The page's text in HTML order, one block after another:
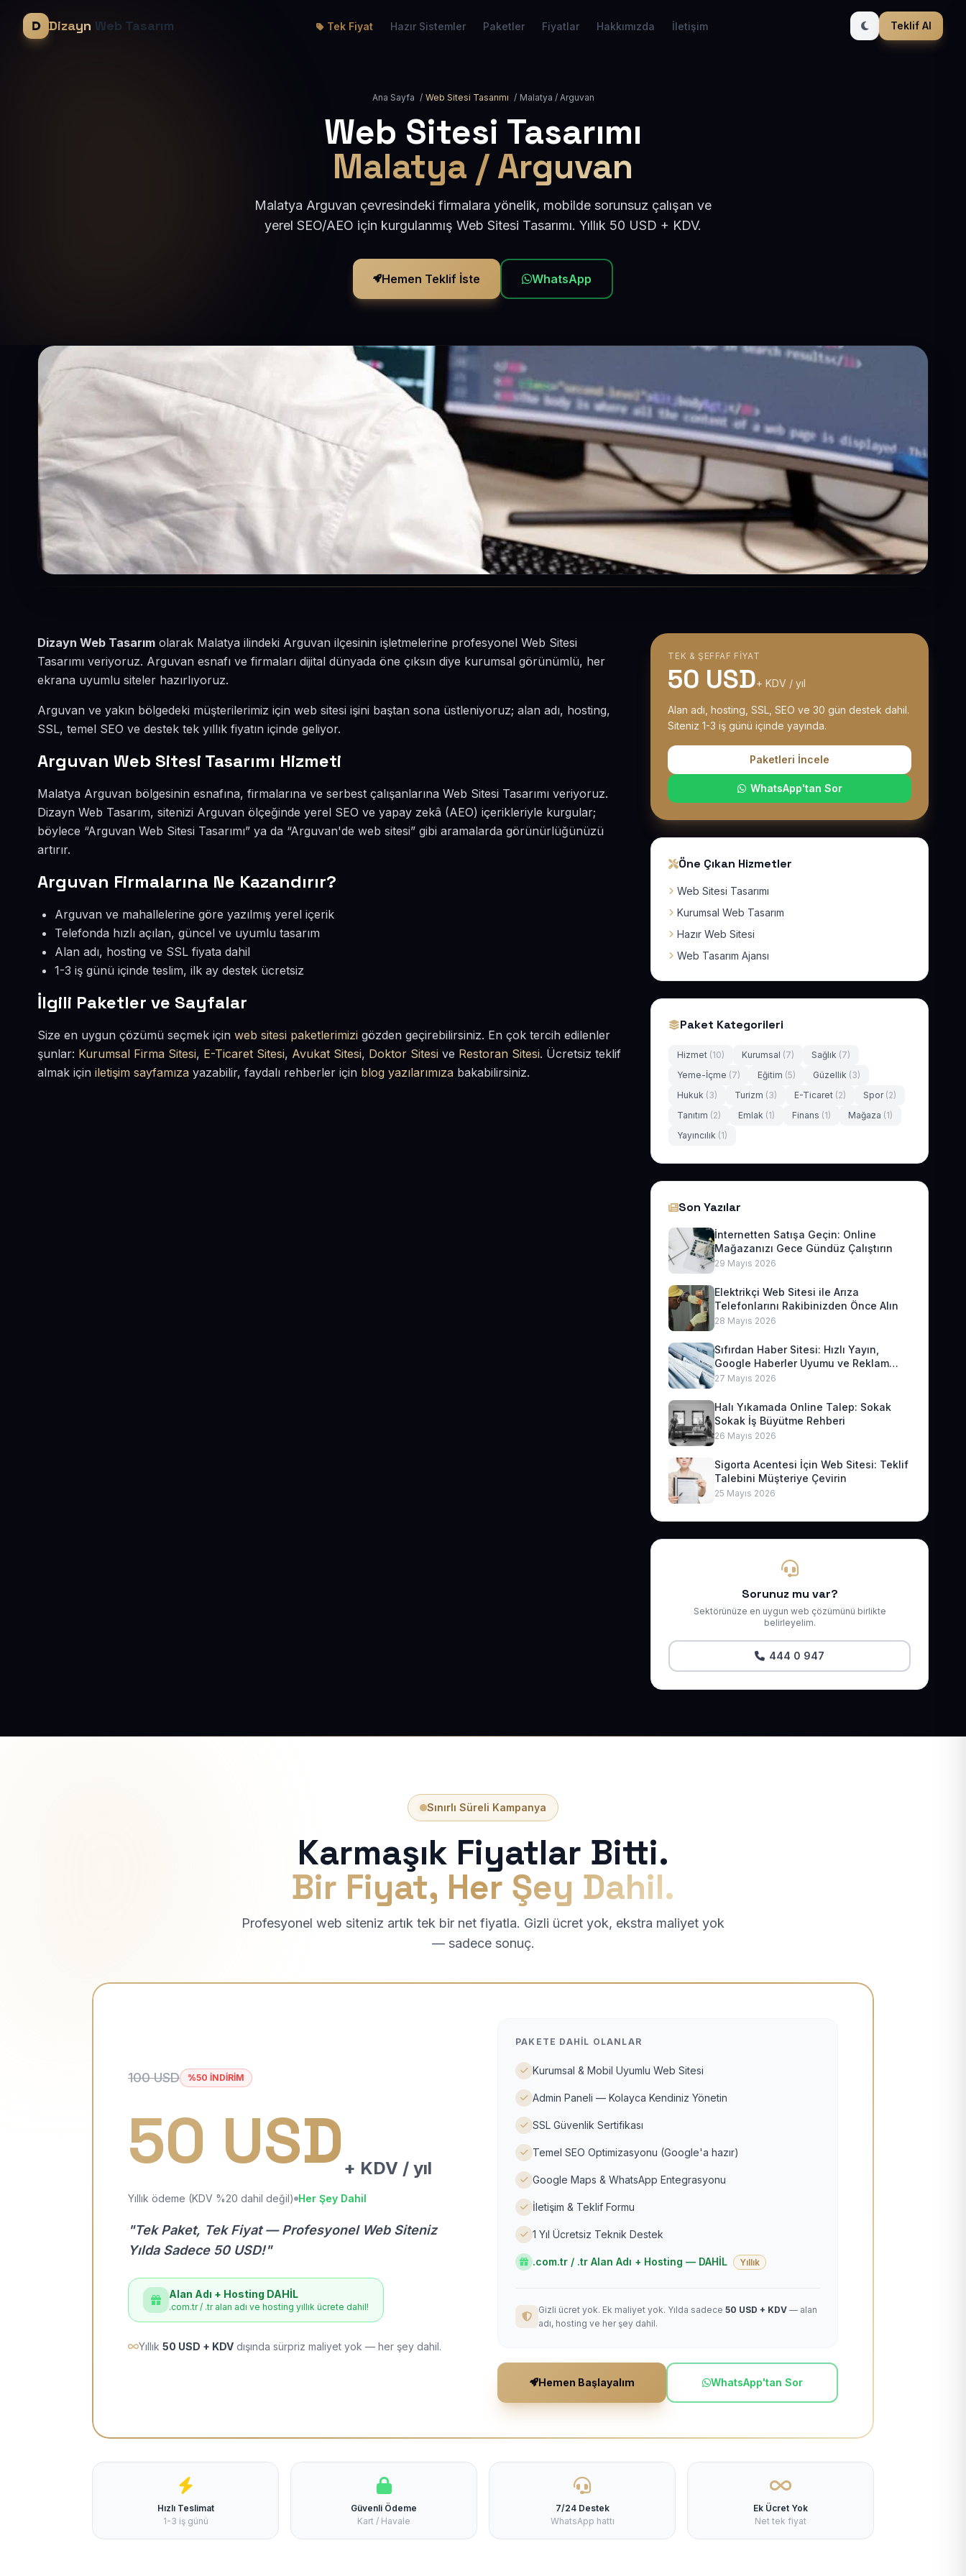
Dizayn Web Tasarım Tek Fiyat Hazır Sistemler Paketler Fiyatlar Hakkımızda İletişim Teklif Al
Ana Sayfa / Web Sitesi Tasarımı / Malatya / Arguvan
Web Sitesi Tasarımı
Malatya / Arguvan
Malatya Arguvan çevresindeki firmalara yönelik, mobilde sorunsuz çalışan ve
yerel SEO/AEO için kurgulanmış Web Sitesi Tasarımı. Yıllık 50 USD + KDV.
Hemen Teklif İste WhatsApp
Dizayn Web Tasarım olarak Malatya ilindeki Arguvan ilçesinin işletmelerine profesyonel Web Sitesi
Tasarımı veriyoruz. Arguvan esnafı ve firmaları dijital dünyada öne çıksın diye kurumsal görünümlü, her
ekrana uyumlu siteler hazırlıyoruz.
Arguvan ve yakın bölgedeki müşterilerimiz için web sitesi işini baştan sona üstleniyoruz; alan adı, hosting,
SSL, temel SEO ve destek tek yıllık fiyatın içinde geliyor.
Arguvan Web Sitesi Tasarımı Hizmeti
Malatya Arguvan bölgesinin esnafına, firmalarına ve serbest çalışanlarına Web Sitesi Tasarımı veriyoruz.
Dizayn Web Tasarım, sitenizi Arguvan ölçeğinde yerel SEO ve yapay zekâ (AEO) içerikleriyle kurgular;
böylece “Arguvan Web Sitesi Tasarımı” ya da “Arguvan'de web sitesi” gibi aramalarda görünürlüğünüzü
artırır.
Arguvan Firmalarına Ne Kazandırır?
Arguvan ve mahallelerine göre yazılmış yerel içerik
Telefonda hızlı açılan, güncel ve uyumlu tasarım
Alan adı, hosting ve SSL fiyata dahil
1-3 iş günü içinde teslim, ilk ay destek ücretsiz
İlgili Paketler ve Sayfalar
Size en uygun çözümü seçmek için web sitesi paketlerimizi gözden geçirebilirsiniz. En çok tercih edilenler
şunlar: Kurumsal Firma Sitesi, E-Ticaret Sitesi, Avukat Sitesi, Doktor Sitesi ve Restoran Sitesi. Ücretsiz teklif
almak için iletişim sayfamıza yazabilir, faydalı rehberler için blog yazılarımıza bakabilirsiniz.
TEK & ŞEFFAF FIYAT
50 USD+ KDV / yıl
Alan adı, hosting, SSL, SEO ve 30 gün destek dahil.
Siteniz 1-3 iş günü içinde yayında.
Paketleri İncele
WhatsApp'tan Sor
Öne Çıkan Hizmetler
Web Sitesi Tasarımı
Kurumsal Web Tasarım
Hazır Web Sitesi
Web Tasarım Ajansı
Paket Kategorileri
Hizmet (10) Kurumsal (7) Sağlık (7)
Yeme-İçme (7) Eğitim (5) Güzellik (3)
Hukuk (3) Turizm (3) E-Ticaret (2) Spor (2)
Tanıtım (2) Emlak (1) Finans (1) Mağaza (1)
Yayıncılık (1)
Son Yazılar
İnternetten Satışa Geçin: Online
Mağazanızı Gece Gündüz Çalıştırın
29 Mayıs 2026
Elektrikçi Web Sitesi ile Arıza
Telefonlarını Rakibinizden Önce Alın
28 Mayıs 2026
Sıfırdan Haber Sitesi: Hızlı Yayın,
Google Haberler Uyumu ve Reklam
Geliri
27 Mayıs 2026
Halı Yıkamada Online Talep: Sokak
Sokak İş Büyütme Rehberi
26 Mayıs 2026
Sigorta Acentesi İçin Web Sitesi: Teklif
Talebini Müşteriye Çevirin
25 Mayıs 2026
Sorunuz mu var?
Sektörünüze en uygun web çözümünü birlikte
belirleyelim.
444 0 947
Sınırlı Süreli Kampanya
Karmaşık Fiyatlar Bitti.
Bir Fiyat, Her Şey Dahil.
Profesyonel web siteniz artık tek bir net fiyatla. Gizli ücret yok, ekstra maliyet yok
— sadece sonuç.
100 USD %50 İNDİRİM
50 USD + KDV / yıl
Yıllık ödeme (KDV %20 dahil değil) Her Şey Dahil
"Tek Paket, Tek Fiyat — Profesyonel Web Siteniz
Yılda Sadece 50 USD!"
Alan Adı + Hosting DAHİL
.com.tr / .tr alan adı ve hosting yıllık ücrete dahil!
Yıllık 50 USD + KDV dışında sürpriz maliyet yok — her şey dahil.
PAKETE DAHIL OLANLAR
Kurumsal & Mobil Uyumlu Web Sitesi
Admin Paneli — Kolayca Kendiniz Yönetin
SSL Güvenlik Sertifikası
Temel SEO Optimizasyonu (Google'a hazır)
Google Maps & WhatsApp Entegrasyonu
İletişim & Teklif Formu
1 Yıl Ücretsiz Teknik Destek
.com.tr / .tr Alan Adı + Hosting — DAHİL Yıllık
Gizli ücret yok. Ek maliyet yok. Yılda sadece 50 USD + KDV — alan
adı, hosting ve her şey dahil.
Hemen Başlayalım WhatsApp'tan Sor
Hızlı Teslimat
1-3 iş günü
Güvenli Ödeme
Kart / Havale
7/24 Destek
WhatsApp hattı
Ek Ücret Yok
Net tek fiyat